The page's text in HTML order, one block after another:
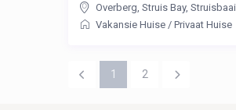
Overberg, Struis Bay, Struisbaai
Vakansie Huise / Privaat Huise
1 2